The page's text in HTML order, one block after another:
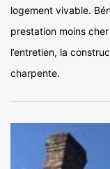
logement vivable.
prestation moins
l’entretien, la
charpente.